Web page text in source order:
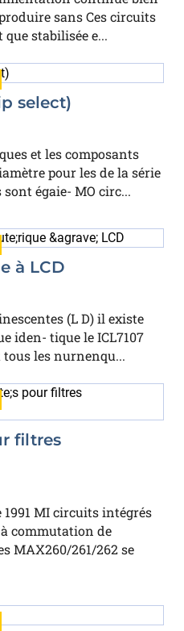
sans Ces circuits
stabilisée e...
select)
et les composants
pour les de la série
égaie- MO circ...
à LCD
(L D) il existe
iden- tique le ICL7107
les nurnenqu...
filtres
MI circuits intégrés
commutation de
MAX260/261/262 se